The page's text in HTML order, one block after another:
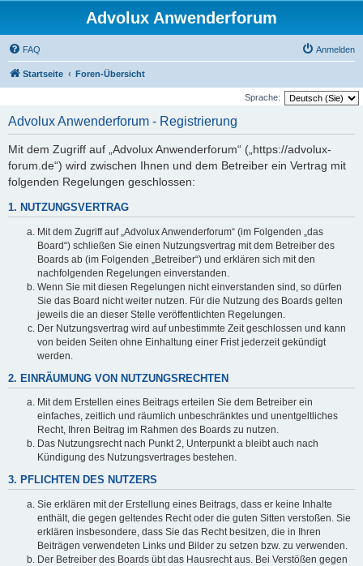
Advolux Anwenderforum
FAQ Anmelden
Startseite Foren-Übersicht
Sprache:
Advolux Anwenderforum - Registrierung
Mit dem Zugriff auf „Advolux Anwenderforum“ („https://advolux-
forum.de“) wird zwischen Ihnen und dem Betreiber ein Vertrag mit
folgenden Regelungen geschlossen:
1. NUTZUNGSVERTRAG
Mit dem Zugriff auf „Advolux Anwenderforum“ (im Folgenden „das
Board“) schließen Sie einen Nutzungsvertrag mit dem Betreiber des
Boards ab (im Folgenden „Betreiber“) und erklären sich mit den
nachfolgenden Regelungen einverstanden.
Wenn Sie mit diesen Regelungen nicht einverstanden sind, so dürfen
Sie das Board nicht weiter nutzen. Für die Nutzung des Boards gelten
jeweils die an dieser Stelle veröffentlichten Regelungen.
Der Nutzungsvertrag wird auf unbestimmte Zeit geschlossen und kann
von beiden Seiten ohne Einhaltung einer Frist jederzeit gekündigt
werden.
2. EINRÄUMUNG VON NUTZUNGSRECHTEN
Mit dem Erstellen eines Beitrags erteilen Sie dem Betreiber ein
einfaches, zeitlich und räumlich unbeschränktes und unentgeltliches
Recht, Ihren Beitrag im Rahmen des Boards zu nutzen.
Das Nutzungsrecht nach Punkt 2, Unterpunkt a bleibt auch nach
Kündigung des Nutzungsvertrages bestehen.
3. PFLICHTEN DES NUTZERS
Sie erklären mit der Erstellung eines Beitrags, dass er keine Inhalte
enthält, die gegen geltendes Recht oder die guten Sitten verstoßen. Sie
erklären insbesondere, dass Sie das Recht besitzen, die in Ihren
Beiträgen verwendeten Links und Bilder zu setzen bzw. zu verwenden.
Der Betreiber des Boards übt das Hausrecht aus. Bei Verstößen gegen